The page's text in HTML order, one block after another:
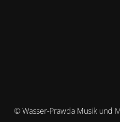
© Wasser-Prawda Musik und